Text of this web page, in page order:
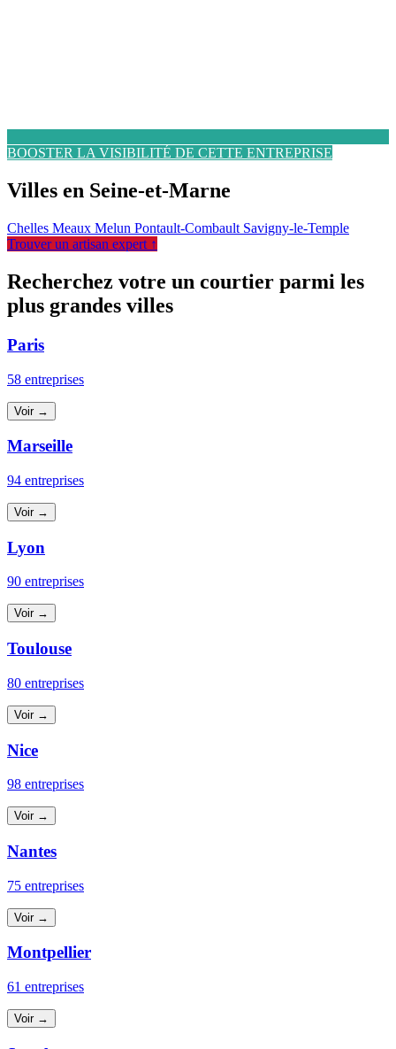
BOOSTER LA VISIBILITÉ DE CETTE ENTREPRISE
Villes en Seine-et-Marne
Chelles Meaux Melun Pontault-Combault Savigny-le-Temple
Trouver un artisan expert ↑
Recherchez votre un courtier parmi les
plus grandes villes
Paris
58 entreprises
Voir →
Marseille
94 entreprises
Voir →
Lyon
90 entreprises
Voir →
Toulouse
80 entreprises
Voir →
Nice
98 entreprises
Voir →
Nantes
75 entreprises
Voir →
Montpellier
61 entreprises
Voir →